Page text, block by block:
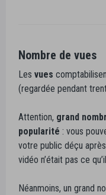
Nombre de vues
Les vues
(regardée pendant
Attention, grand
popularité : vous
votre public déçu
vidéo n’était pas ce
Néanmoins, un grand